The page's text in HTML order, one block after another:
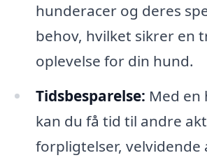
hunderacer og deres
behov, hvilket sikrer en
oplevelse for din hund.
Tidsbesparelse: Med
kan du få tid til andre
forpligtelser, velvidende